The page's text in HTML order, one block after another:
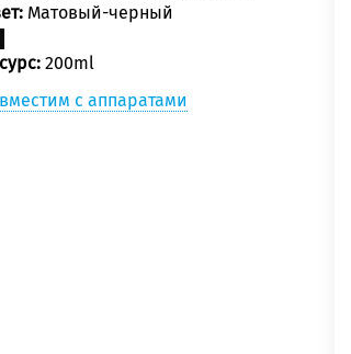
Матовый-черный
200ml
с аппаратами